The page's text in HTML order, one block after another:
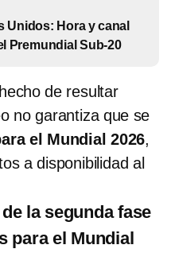
Unidos: Hora y canal
Premundial Sub-20
de resultar
no garantiza que se
el Mundial 2026,
a disponibilidad al
la segunda fase
para el Mundial